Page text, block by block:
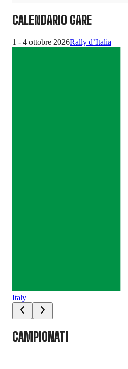
CALENDARIO GARE
1 - 4 ottobre 2026Rally d’Italia
Italy
CAMPIONATI